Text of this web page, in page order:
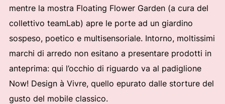
mentre la mostra Floating Flower Garden (a cura del
collettivo teamLab) apre le porte ad un giardino
sospeso, poetico e multisensoriale. Intorno, moltissimi
marchi di arredo non esitano a presentare prodotti in
anteprima: qui l’occhio di riguardo va al padiglione
Now! Design à Vivre, quello epurato dalle storture del
gusto del mobile classico.